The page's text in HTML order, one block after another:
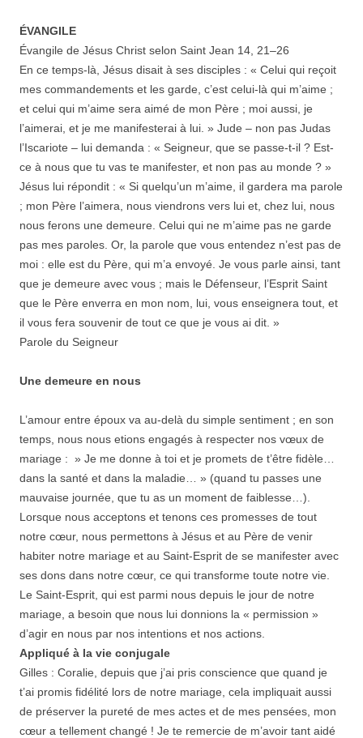
ÉVANGILE
Évangile de Jésus Christ selon Saint Jean 14, 21–26
En ce temps-là, Jésus disait à ses disciples : « Celui qui reçoit
mes commandements et les garde, c’est celui-là qui m’aime ;
et celui qui m’aime sera aimé de mon Père ; moi aussi, je
l’aimerai, et je me manifesterai à lui. » Jude – non pas Judas
l’Iscariote – lui demanda : « Seigneur, que se passe-t-il ? Est-
ce à nous que tu vas te manifester, et non pas au monde ? »
Jésus lui répondit : « Si quelqu’un m’aime, il gardera ma parole
; mon Père l’aimera, nous viendrons vers lui et, chez lui, nous
nous ferons une demeure. Celui qui ne m’aime pas ne garde
pas mes paroles. Or, la parole que vous entendez n’est pas de
moi : elle est du Père, qui m’a envoyé. Je vous parle ainsi, tant
que je demeure avec vous ; mais le Défenseur, l’Esprit Saint
que le Père enverra en mon nom, lui, vous enseignera tout, et
il vous fera souvenir de tout ce que je vous ai dit. »
Parole du Seigneur
Une demeure en nous
L’amour entre époux va au-delà du simple sentiment ; en son
temps, nous nous etions engagés à respecter nos vœux de
mariage : » Je me donne à toi et je promets de t’être fidèle…
dans la santé et dans la maladie… » (quand tu passes une
mauvaise journée, que tu as un moment de faiblesse…).
Lorsque nous acceptons et tenons ces promesses de tout
notre cœur, nous permettons à Jésus et au Père de venir
habiter notre mariage et au Saint-Esprit de se manifester avec
ses dons dans notre cœur, ce qui transforme toute notre vie.
Le Saint-Esprit, qui est parmi nous depuis le jour de notre
mariage, a besoin que nous lui donnions la « permission »
d’agir en nous par nos intentions et nos actions.
Appliqué à la vie conjugale
Gilles : Coralie, depuis que j’ai pris conscience que quand je
t’ai promis fidélité lors de notre mariage, cela impliquait aussi
de préserver la pureté de mes actes et de mes pensées, mon
cœur a tellement changé ! Je te remercie de m’avoir tant aidé